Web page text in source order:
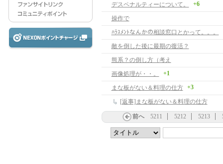
デスペナルティーについて。 +6
操作で
ﾊﾗｽﾒﾝﾄなんかの相談窓口とかって。。。
敵を倒した後に最期の復活？
熊系？の倒し方（考え
画像処理が・・。
+1
まな板がない＆料理の仕方 +3
[返事]まな板がない＆料理の仕方
前へ 5211 5212 5213